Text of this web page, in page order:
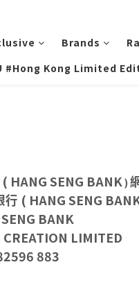
Brands
#Hong Kong Limited
HANG SENG BANK)
( HANG SENG
BANK
LIMITED
883